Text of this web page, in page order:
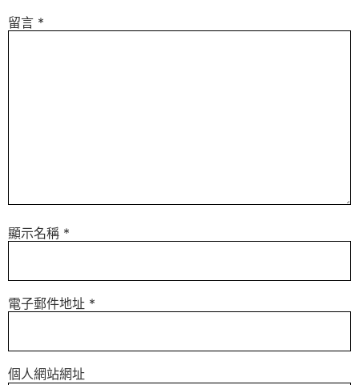
留言 *
顯示名稱 *
電子郵件地址 *
個人網站網址